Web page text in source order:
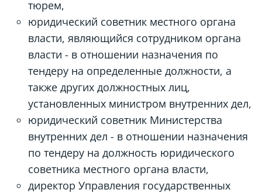
тюрем,
юридический советник местного органа
власти, являющийся сотрудником органа
власти - в отношении назначения по
тендеру на определенные должности, а
также других должностных лиц,
установленных министром внутренних дел,
юридический советник Министерства
внутренних дел - в отношении назначения
по тендеру на должность юридического
советника местного органа власти,
директор Управления государственных